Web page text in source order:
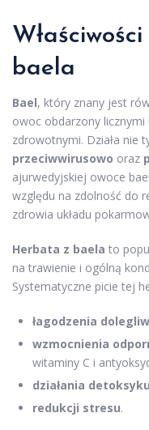
baela
Bael, który znany jest
owoc obdarzony licznymi
zdrowotnymi. Działa nie
przeciwwirusowo oraz
ajurwedyjskiej owoce
względu na zdolność do
zdrowia układu
Herbata z baela to
na trawienie i ogólną
Systematyczne picie tej
łagodzenia
wzmocnienia
witaminy C i
działania
redukcji stresu.